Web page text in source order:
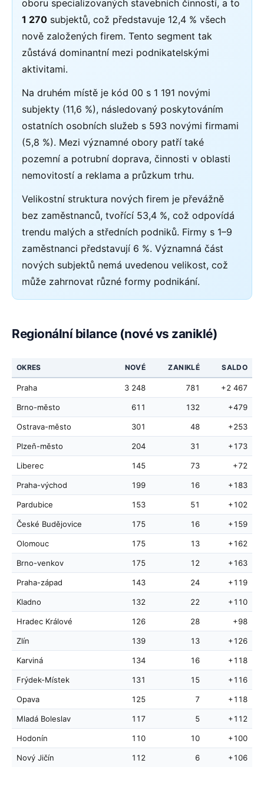
oboru specializovaných stavebních činností, a to
1 270 subjektů, což představuje 12,4 % všech
nově založených firem. Tento segment tak
zůstává dominantní mezi podnikatelskými
aktivitami.
Na druhém místě je kód 00 s 1 191 novými
subjekty (11,6 %), následovaný poskytováním
ostatních osobních služeb s 593 novými firmami
(5,8 %). Mezi významné obory patří také
pozemní a potrubní doprava, činnosti v oblasti
nemovitostí a reklama a průzkum trhu.
Velikostní struktura nových firem je převážně
bez zaměstnanců, tvořící 53,4 %, což odpovídá
trendu malých a středních podniků. Firmy s 1–9
zaměstnanci představují 6 %. Významná část
nových subjektů nemá uvedenou velikost, což
může zahrnovat různé formy podnikání.
Regionální bilance (nové vs zaniklé)
OKRES NOVÉ ZANIKLÉ SALDO
Praha 3 248 781 +2 467
Brno-město 611 132 +479
Ostrava-město 301 48 +253
Plzeň-město 204 31 +173
Liberec 145 73 +72
Praha-východ 199 16 +183
Pardubice 153 51 +102
České Budějovice 175 16 +159
Olomouc 175 13 +162
Brno-venkov 175 12 +163
Praha-západ 143 24 +119
Kladno 132 22 +110
Hradec Králové 126 28 +98
Zlín 139 13 +126
Karviná 134 16 +118
Frýdek-Místek 131 15 +116
Opava 125 7 +118
Mladá Boleslav 117 5 +112
Hodonín 110 10 +100
Nový Jičín 112 6 +106